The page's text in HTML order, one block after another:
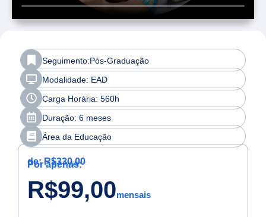
Seguimento:Pós-Graduação
Modalidade: EAD
Carga Horária: 560h
Duração: 6 meses
Área da Educação
de:R$330,00
Por apenas:
R$99,00mensais